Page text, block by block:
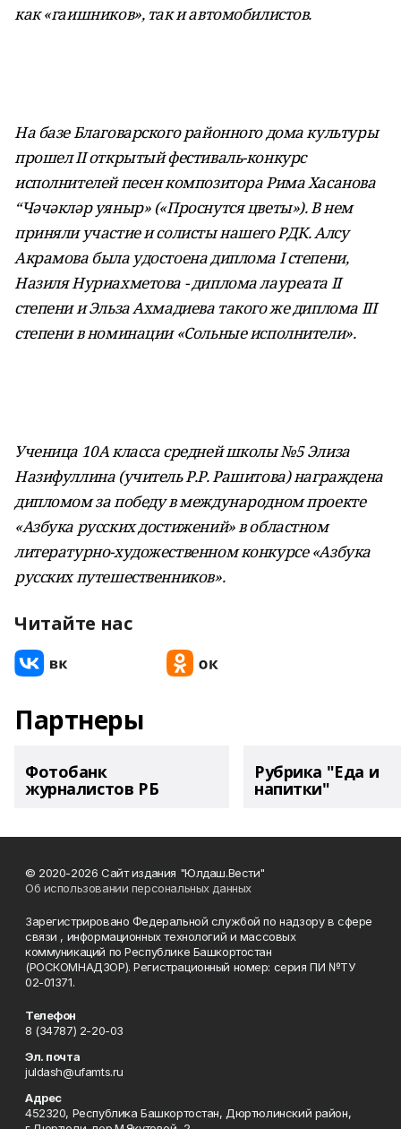
как«гаишников», так и автомобилистов.
На базе Благоварского районного дома культуры
прошел II открытый фестиваль-конкурс
исполнителей песен композитора Рима Хасанова
“Чәчәкләр уяныр» («Проснутся цветы»). В нем
приняли участие и солисты нашего РДК. Алсу
Акрамова была удостоена диплома I степени,
НазиляНуриахметова - диплома лауреата II
степени и Эльза Ахмадиева такогоже диплома III
степени в номинации «Сольные исполнители».
Ученица 10А класса средней школы №5 Элиза
Назифуллина (учитель Р.Р. Рашитова) награждена
дипломом за победу в международном проекте
«Азбука русских достижений» в областном
литературно-художественном конкурсе «Азбука
русских путешественников».
Читайте нас
Партнеры
Фотобанк
журналистов РБ
Рубрика "Еда и
напитки"
© 2020-2026 Сайт издания "Юлдаш.Вести"
Об использовании персональных данных
Зарегистрировано Федеральной службой по надзору в сфере
связи , информационных технологий и массовых
коммуникаций по Республике Башкортостан
(РОСКОМНАДЗОР). Регистрационный номер: серия ПИ №ТУ
02-01371.
Телефон
8 (34787) 2-20-03
Эл. почта
juldash@ufamts.ru
Адрес
452320, Республика Башкортостан, Дюртюлинский район,